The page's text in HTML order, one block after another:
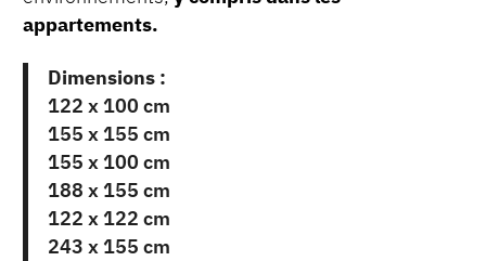
appartements.
Dimensions :
122 x 100 cm
155 x 155 cm
155 x 100 cm
188 x 155 cm
122 x 122 cm
243 x 155 cm